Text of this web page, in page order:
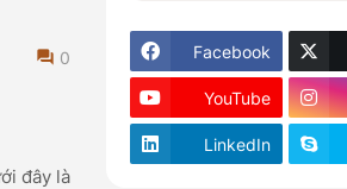
0
đây là
Facebook
YouTube
LinkedIn